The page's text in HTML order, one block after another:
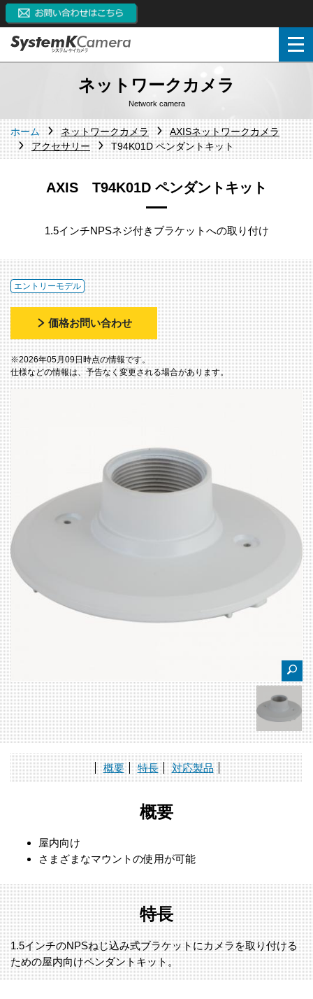
ネットワークカメラ
Network camera
ホーム ネットワークカメラ
AXISネットワークカメラ
アクセサリー
T94K01D ペンダントキット
AXIS T94K01D ペンダントキット
1.5インチNPSネジ付きブラケットへの取り付け
エントリーモデル
価格お問い合わせ
※2026年05月09日時点の情報です。
仕様などの情報は、予告なく変更される場合があります。
概要 特長 対応製品
概要
屋内向け
さまざまなマウントの使用が可能
特長
1.5インチのNPSねじ込み式ブラケットにカメラを取り付ける
ための屋内向けペンダントキット。